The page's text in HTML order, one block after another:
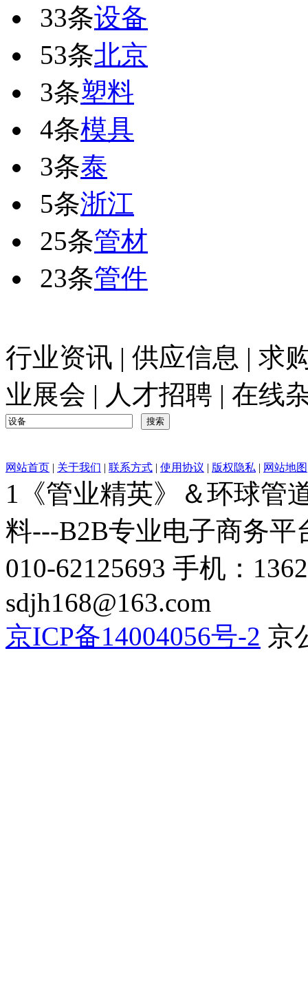
33条设备
53条北京
3条塑料
4条模具
3条泰
5条浙江
25条管材
23条管件
行业资讯 | 供应信息 | 求
业展会 | 人才招聘 | 在线
网站首页 | 关于我们 | 联系方式 | 使用协议 | 版权隐私 | 网站地图
1《管业精英》＆环球管
料---B2B专业电子商务平
010-62125693 手机：
sdjh168@163.com
京ICP备14004056号-2 京